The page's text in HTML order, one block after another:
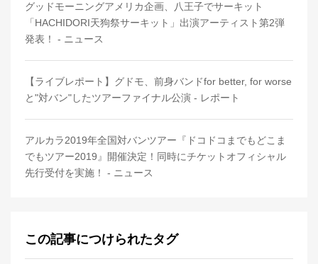
グッドモーニングアメリカ企画、八王子でサーキット
「HACHIDORI天狗祭サーキット」出演アーティスト第2弾
発表！ - ニュース
【ライブレポート】グドモ、前身バンドfor better, for worse
と"対バン"したツアーファイナル公演 - レポート
アルカラ2019年全国対バンツアー『ドコドコまでもどこま
でもツアー2019』開催決定！同時にチケットオフィシャル
先行受付を実施！ - ニュース
この記事につけられたタグ